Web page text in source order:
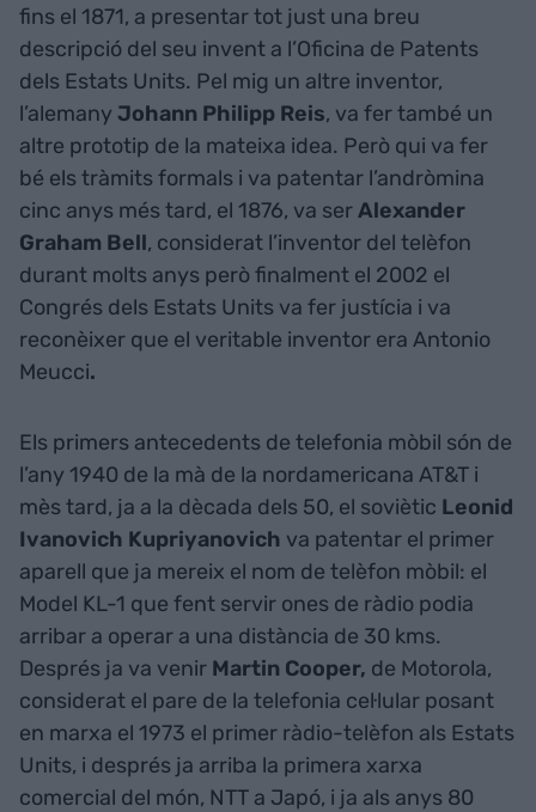
fins el 1871, a presentar tot just una breu
descripció del seu invent a l’Oficina de Patents
dels Estats Units. Pel mig un altre inventor,
l’alemany Johann Philipp Reis, va fer també un
altre prototip de la mateixa idea. Però qui va fer
bé els tràmits formals i va patentar l’andròmina
cinc anys més tard, el 1876, va serAlexander
Graham Bell, considerat l’inventor del telèfon
durant molts anys però finalment el 2002 el
Congrés dels Estats Units va fer justícia i va
reconèixer que el veritable inventor era Antonio
Meucci.
Els primers antecedents de telefonia mòbil són de
l’any 1940 de la mà de la nordamericana AT&T i
mès tard, ja a la dècada dels 50, el soviètic Leonid
Ivanovich Kupriyanovich va patentar el primer
aparell que ja mereix el nom de telèfon mòbil: el
Model KL-1 que fent servir ones de ràdio podia
arribar a operar a una distància de 30 kms.
Després ja va venir Martin Cooper, de Motorola,
considerat el pare de la telefonia cel·lular posant
en marxa el 1973 el primer ràdio-telèfon als Estats
Units, i després ja arriba la primera xarxa
comercial del món, NTT a Japó, i ja als anys 80